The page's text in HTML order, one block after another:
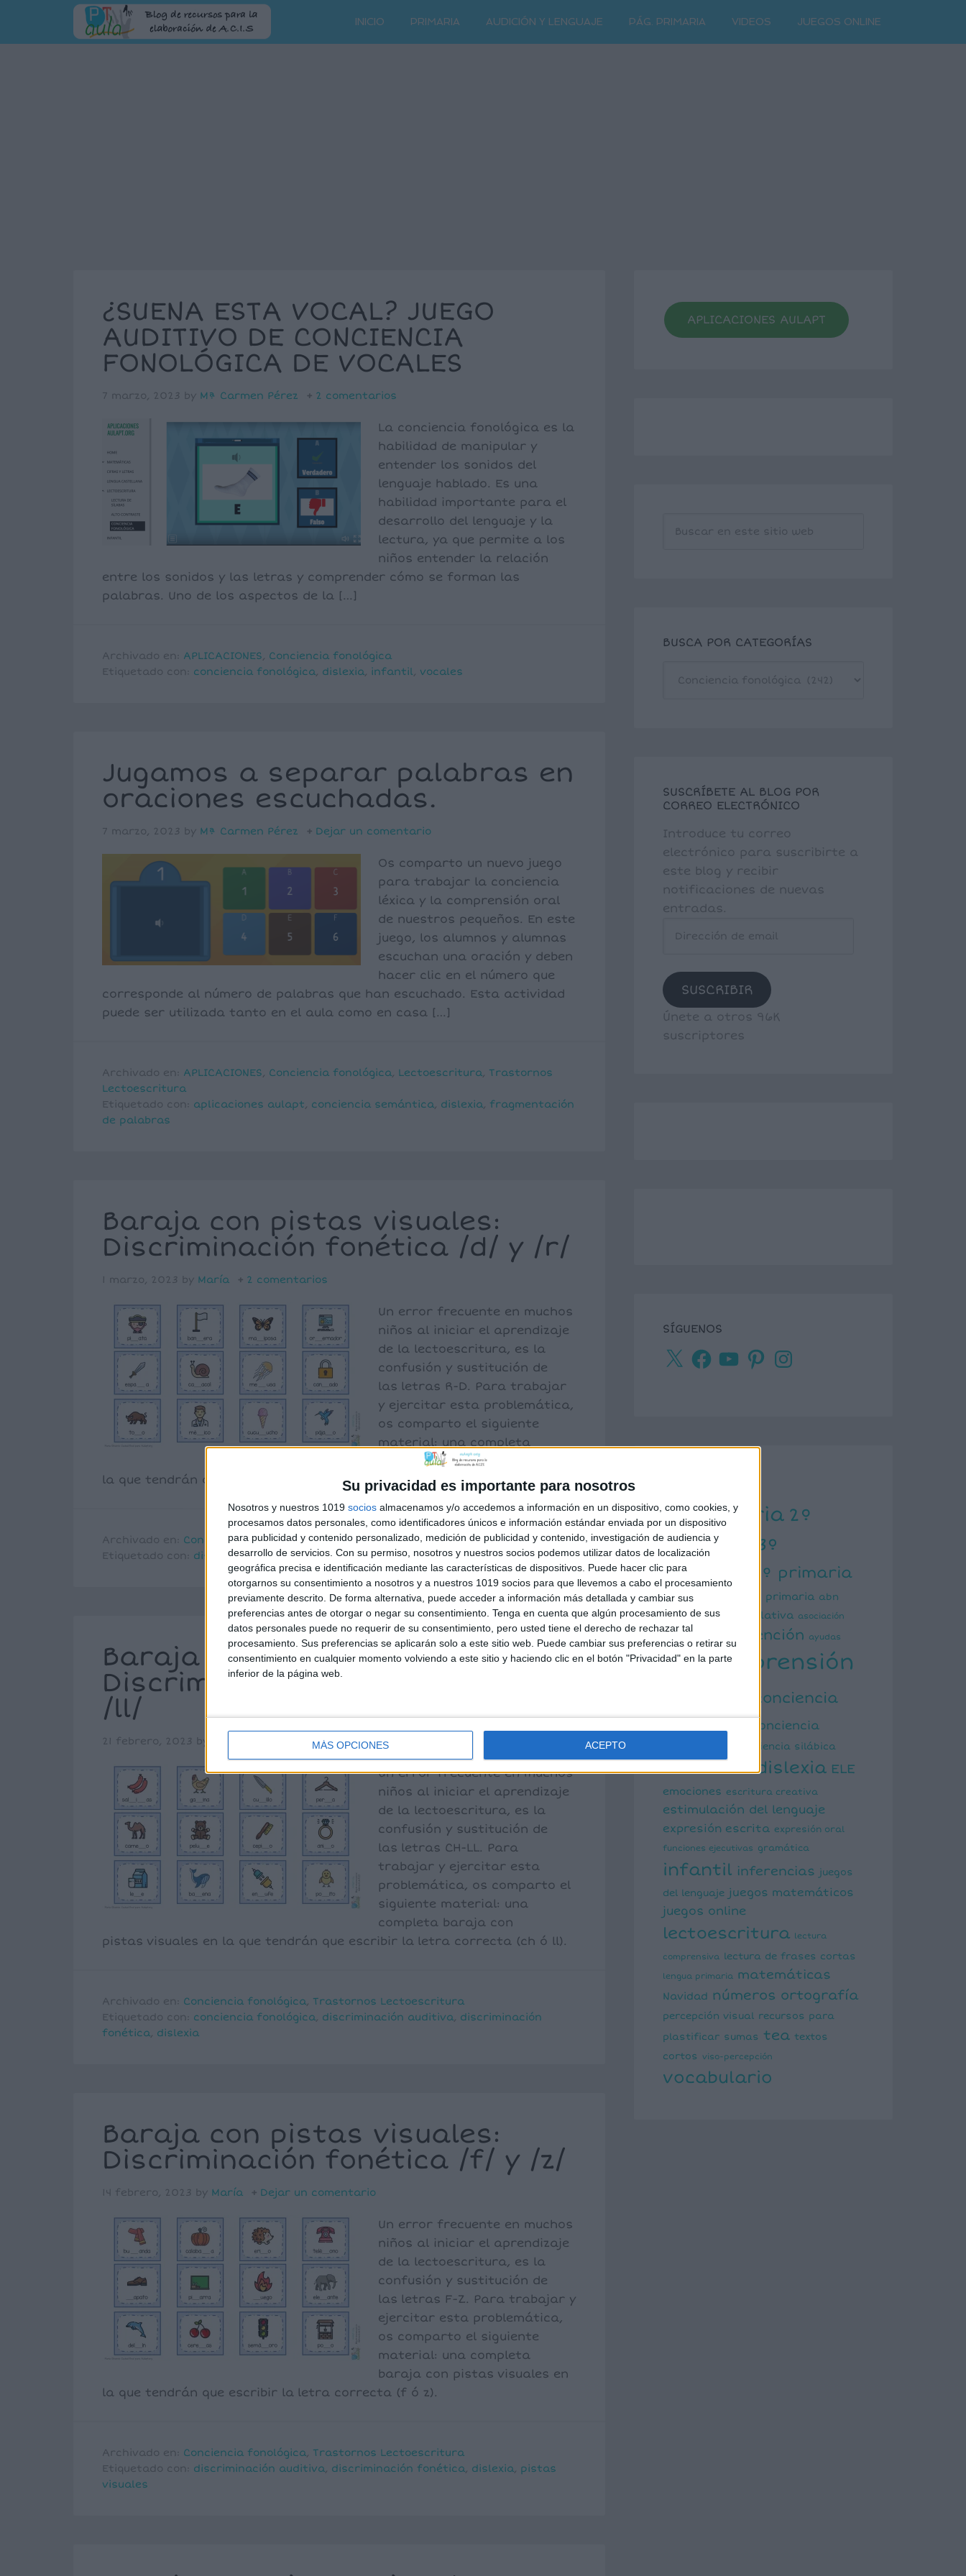
Su privacidad es importante para nosotros
Nosotros y nuestros 1019 socios almacenamos y/o accedemos a información en un dispositivo, como cookies, y
procesamos datos personales, como identificadores únicos e información estándar enviada por un dispositivo
para publicidad y contenido personalizado, medición de publicidad y contenido, investigación de audiencia y
desarrollo de servicios. Con su permiso, nosotros y nuestros socios podemos utilizar datos de localización
geográfica precisa e identificación mediante las características de dispositivos. Puede hacer clic para
otorgarnos su consentimiento a nosotros y a nuestros 1019 socios para que llevemos a cabo el procesamiento
previamente descrito. De forma alternativa, puede acceder a información más detallada y cambiar sus
preferencias antes de otorgar o negar su consentimiento. Tenga en cuenta que algún procesamiento de sus
datos personales puede no requerir de su consentimiento, pero usted tiene el derecho de rechazar tal
procesamiento. Sus preferencias se aplicarán solo a este sitio web. Puede cambiar sus preferencias o retirar su
consentimiento en cualquier momento volviendo a este sitio y haciendo clic en el botón "Privacidad" en la parte
inferior de la página web.
MÁS OPCIONES ACEPTO
INICIO PRIMARIA AUDICIÓN Y LENGUAJE PÁG. PRIMARIA VIDEOS JUEGOS ONLINE
¿SUENA ESTA VOCAL? JUEGO
AUDITIVO DE CONCIENCIA
FONOLÓGICA DE VOCALES
7 marzo, 2023 by Mª Carmen Pérez 2 comentarios
La conciencia fonológica es la
habilidad de manipular y
entender los sonidos del
lenguaje hablado. Es una
habilidad importante para el
desarrollo del lenguaje y la
lectura, ya que permite a los
niños entender la relación
entre los sonidos y las letras y comprender cómo se forman las
palabras. Uno de los aspectos de la […]
Archivado en: APLICACIONES, Conciencia fonológica
Etiquetado con: conciencia fonológica, dislexia, infantil, vocales
Jugamos a separar palabras en
oraciones escuchadas.
7 marzo, 2023 by Mª Carmen Pérez Dejar un comentario
Os comparto un nuevo juego
para trabajar la conciencia
léxica y la comprensión oral
de nuestros pequeños. En este
juego, los alumnos y alumnas
escuchan una oración y deben
hacer clic en el número que
corresponde al número de palabras que han escuchado. Esta actividad
puede ser utilizada tanto en el aula como en casa […]
Archivado en: APLICACIONES, Conciencia fonológica, Lectoescritura, Trastornos
Lectoescritura
Etiquetado con: aplicaciones aulapt, conciencia semántica, dislexia, fragmentación
de palabras
Baraja con pistas visuales:
Discriminación fonética /d/ y /r/
1 marzo, 2023 by María 2 comentarios
Un error frecuente en muchos
niños al iniciar el aprendizaje
de la lectoescritura, es la
confusión y sustitución de
las letras R-D. Para trabajar
y ejercitar esta problemática,
os comparto el siguiente
material: una completa
baraja con pistas visuales en
la que tendrán que escribir la letra correcta (r ó d).
Archivado en: Conciencia fonológica ,Trastornos Lectoescritura
Etiquetado con: discriminación auditiva,discriminación fonética,dislexia
Baraja con pistas visuales:
Discriminación fonética /ch/ y
/ll/
21 febrero, 2023 by 3 comentarios
Un error frecuente en muchos
niños al iniciar el aprendizaje
de la lectoescritura, es la
confusión y sustitución de
las letras CH-LL. Para
trabajar y ejercitar esta
problemática, os comparto el
siguiente material: una
completa baraja con
pistas visuales en la que tendrán que escribir la letra correcta (ch ó ll).
Archivado en: Conciencia fonológica, Trastornos Lectoescritura
Etiquetado con: conciencia fonológica, discriminación auditiva, discriminación
fonética, dislexia
Baraja con pistas visuales:
Discriminación fonética /f/ y /z/
14 febrero, 2023 by María Dejar un comentario
Un error frecuente en muchos
niños al iniciar el aprendizaje
de la lectoescritura, es la
confusión y sustitución de
las letras F-Z. Para trabajar y
ejercitar esta problemática,
os comparto el siguiente
material: una completa
baraja con pistas visuales en
la que tendrán que escribir la letra correcta (f ó z).
Archivado en: Conciencia fonológica, Trastornos Lectoescritura
Etiquetado con: discriminación auditiva, discriminación fonética, dislexia, pistas
visuales
APLICACIONES AULAPT
BUSCA POR CATEGORÍAS
SUSCRÍBETE AL BLOG POR
CORREO ELECTRÓNICO
Introduce tu correo
electrónico para suscribirte a
este blog y recibir
notificaciones de nuevas
entradas.
SUSCRIBIR
Únete a otros 96K
suscriptores
SÍGUENOS
X
Facebook
YouTubePinterestInstagram
1º primaria 2º
primaria
3º
primaria
4º primaria
5º primaria 6º primaria abn
actividad manipulativa asociación
atención ayudas
comprensión
conciencia
conciencia
conciencia silábica
cálculo mental dislexia ELE
emociones escritura creativa
estimulación del lenguaje
expresión escrita expresión oral
funciones ejecutivas gramática
infantil inferencias juegos
del lenguaje juegos matemáticos
juegos online
lectoescritura lectura
comprensiva lectura de frases cortas
lengua primaria matemáticas
Navidad números ortografía
percepción visual recursos para
plastificar sumas tea textos
cortos
viso-percepción
vocabulario